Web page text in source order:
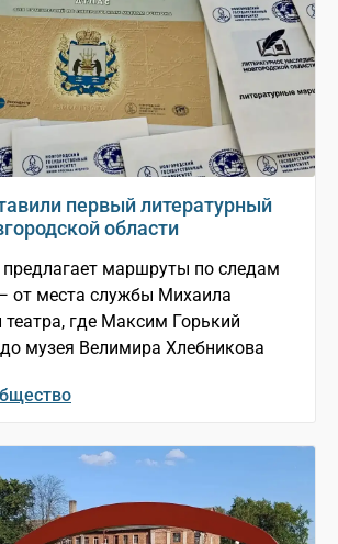
первый литературный
области
предлагает маршруты по следам
от места службы Михаила
где Максим Горький
до музея Велимира Хлебникова